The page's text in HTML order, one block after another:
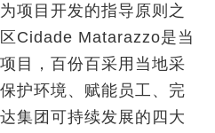
项目开发的指导原则之
Cidade Matarazzo是当
目，百份百采用当地采
护环境、赋能员工、完
集团可持续发展的四大